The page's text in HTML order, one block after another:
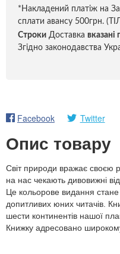
*Накладений платіж на
сплати авансу 500грн.
Строки Доставка вказані
Згідно законодавства
Facebook Twitter
Опис товару
Світ природи вражає своєю
на нас чекають дивовижні
Це кольорове видання
допитливих юних читачів.
шести континентів нашої
Книжку адресовано